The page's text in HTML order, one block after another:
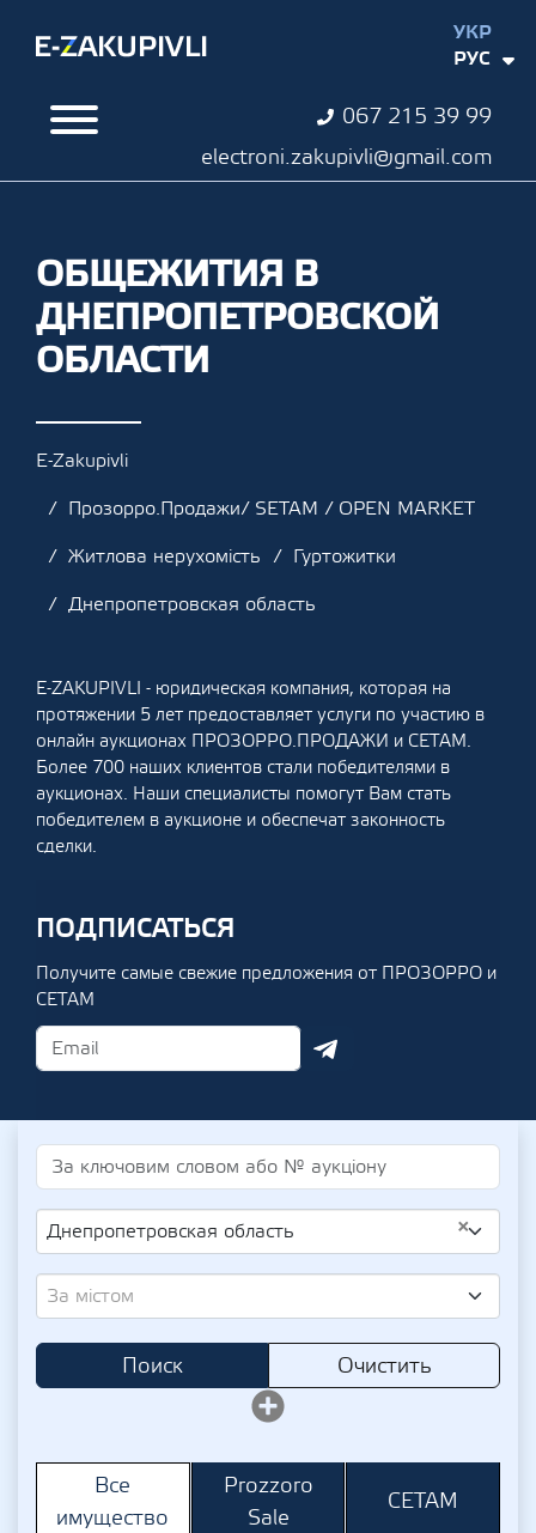
067 215 39 99
electroni.zakupivli@gmail.com
УКР
РУС
ОБЩЕЖИТИЯ В
ДНЕПРОПЕТРОВСКОЙ
ОБЛАСТИ
E-Zakupivli
Прозорро.Продажи/ SETAM / OPEN MARKET
Житлова нерухомість
Гуртожитки
Днепропетровская область
E-ZAKUPIVLI - юридическая компания, которая на
протяжении 5 лет предоставляет услуги по участию в
онлайн аукционах ПРОЗОРРО.ПРОДАЖИ и СЕТАМ.
Более 700 наших клиентов стали победителями в
аукционах. Наши специалисты помогут Вам стать
победителем в аукционе и обеспечат законность
сделки.
ПОДПИСАТЬСЯ
Получите самые свежие предложения от ПРОЗОРРО и
СЕТАМ
×
Днепропетровская область
За містом
Поиск Очистить
Все
имущество
Prozzoro
Sale
СЕТАМ